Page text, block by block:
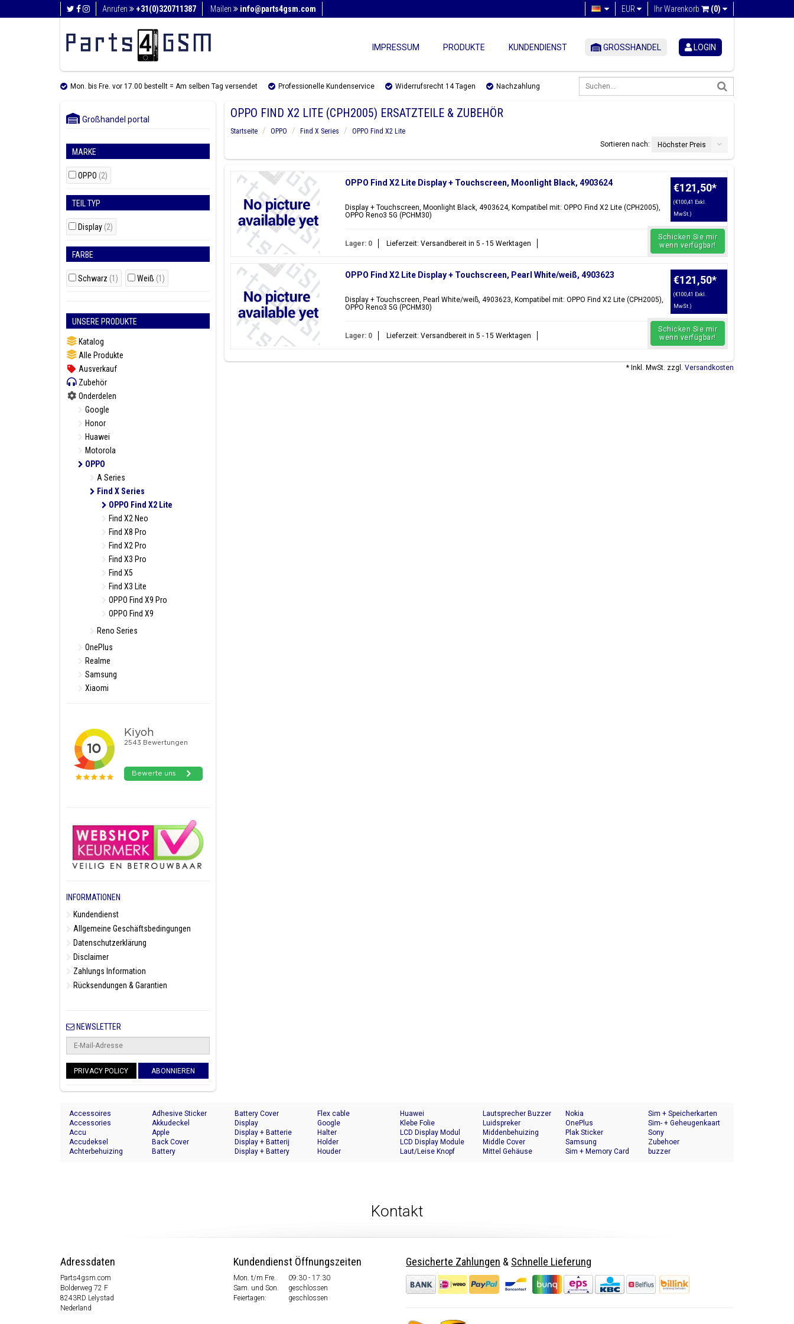
Anrufen +31(0)320711387 Mailen info@parts4gsm.com Ihr Warenkorb (0)
EUR
IMPRESSUM PRODUKTE KUNDENDIENST GROSSHANDEL LOGIN
Mon. bis Fre. vor 17.00 bestellt = Am selben Tag versendet Professionelle Kundenservice Widerrufsrecht 14 Tagen Nachzahlung
Großhandel portal
MARKE
OPPO (2)
TEIL TYP
Display (2)
FARBE
Schwarz (1) Weiß (1)
UNSERE PRODUKTE
Katalog
Alle Produkte
Ausverkauf
Zubehör
Onderdelen
Google
Honor
Huawei
Motorola
OPPO
A Series
Find X Series
OPPO Find X2 Lite
Find X2 Neo
Find X8 Pro
Find X2 Pro
Find X3 Pro
Find X5
Find X3 Lite
OPPO Find X9 Pro
OPPO Find X9
Reno Series
OnePlus
Realme
Samsung
Xiaomi
INFORMATIONEN
Kundendienst
Allgemeine Geschäftsbedingungen
Datenschutzerklärung
Disclaimer
Zahlungs Information
Rücksendungen & Garantien
NEWSLETTER
PRIVACY POLICY ABONNIEREN
OPPO FIND X2 LITE (CPH2005) ERSATZTEILE & ZUBEHÖR
Startseite OPPO Find X Series
OPPO Find X2 Lite
Sortieren nach:
Höchster Preis
OPPO Find X2 Lite Display + Touchscreen, Moonlight Black, 4903624
Display + Touchscreen, Moonlight Black, 4903624, Kompatibel mit: OPPO Find X2 Lite (CPH2005),
OPPO Reno3 5G (PCHM30)
€121,50*
(€100,41 Exkl.
MwSt.)
Lager: 0 Lieferzeit: Versandbereit in 5 - 15 Werktagen
Schicken Sie mir
wenn verfügbar!
OPPO Find X2 Lite Display + Touchscreen, Pearl White/weiß, 4903623
Display + Touchscreen, Pearl White/weiß, 4903623, Kompatibel mit: OPPO Find X2 Lite (CPH2005),
OPPO Reno3 5G (PCHM30)
€121,50*
(€100,41 Exkl.
MwSt.)
Lager: 0 Lieferzeit: Versandbereit in 5 - 15 Werktagen
Schicken Sie mir
wenn verfügbar!
* Inkl. MwSt. zzgl. Versandkosten
Accessoires
Accessories
Accu
Accudeksel
Achterbehuizing
Adhesive Sticker
Akkudeckel
Apple
Back Cover
Battery
Battery Cover
Display
Display + Batterie
Display + Batterij
Display + Battery
Flex cable
Google
Halter
Holder
Houder
Huawei
Klebe Folie
LCD Display Modul
LCD Display Module
Laut/Leise Knopf
Lautsprecher Buzzer
Luidspreker
Middenbehuizing
Middle Cover
Mittel Gehäuse
Nokia
OnePlus
Plak Sticker
Samsung
Sim + Memory Card
Sim + Speicherkarten
Halter
Sim- + Geheugenkaart
Houder
Sony
Zubehoer
buzzer
Kontakt
Adressdaten
Parts4gsm.com
Bolderweg 72 F
8243RD Lelystad
Nederland
Kundendienst Öffnungszeiten
Mon. t/m Fre.
09:30 - 17:30
Sam. und Son.
geschlossen
Feiertagen:
geschlossen
Gesicherte Zahlungen & Schnelle Lieferung